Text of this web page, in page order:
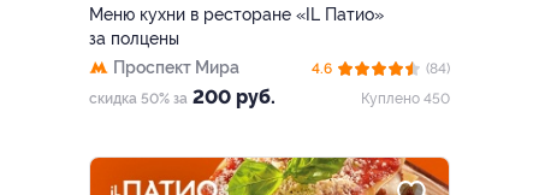
Меню кухни в ресторане «IL Патио»
за полцены
Проспект Мира
скидка 50% за 200 руб.
4.6
(84)
Куплено 450